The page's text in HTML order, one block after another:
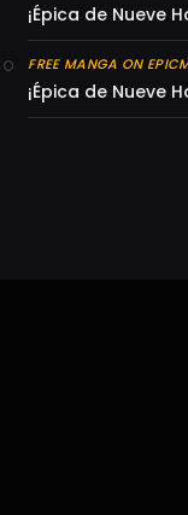
¡Épica de Nueve
FREE MANGA ON
¡Épica de Nueve